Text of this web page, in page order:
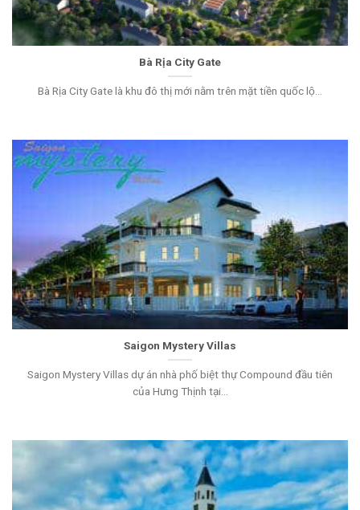
Bà Rịa City Gate
Bà Rịa City Gate là khu đô thị mới nằm trên mặt tiền quốc lộ...
Saigon Mystery Villas
Saigon Mystery Villas dự án nhà phố biệt thự Compound đầu tiên
của Hưng Thịnh tại...